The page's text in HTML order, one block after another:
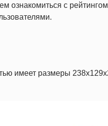
ознакомиться с
имеет размеры